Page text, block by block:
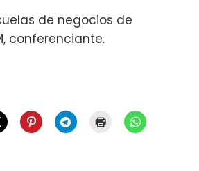
de negocios de
conferenciante.